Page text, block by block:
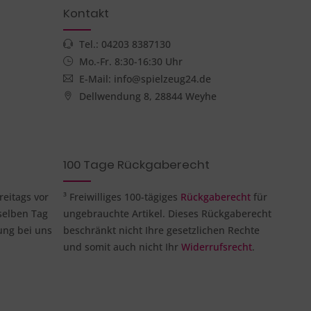
Kontakt
Tel.: 04203 8387130
Mo.-Fr. 8:30-16:30 Uhr
E-Mail: info@spielzeug24.de
Dellwendung 8, 28844 Weyhe
vor
Tag
bei uns
100 Tage Rückgaberecht
³ Freiwilliges 100-tägiges Rückgaberecht für
ungebrauchte Artikel. Dieses Rückgaberecht
beschränkt nicht Ihre gesetzlichen Rechte
und somit auch nicht Ihr Widerrufsrecht.